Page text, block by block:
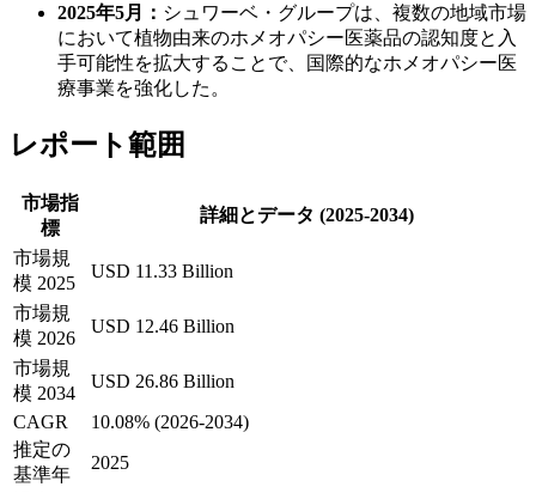
2025年5月： シュワーベ・グループは、複数の地域市場
において植物由来のホメオパシー医薬品の認知度と入
手可能性を拡大することで、国際的なホメオパシー医
療事業を強化した。
レポート範囲
市場指
標
詳細とデータ (2025-2034)
市場規
模 2025
USD 11.33 Billion
市場規
模 2026
USD 12.46 Billion
市場規
模 2034
USD 26.86 Billion
CAGR
10.08% (2026-2034)
推定の
基準年
2025